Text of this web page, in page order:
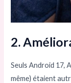
2.
Seuls Android 17,
même) étaient